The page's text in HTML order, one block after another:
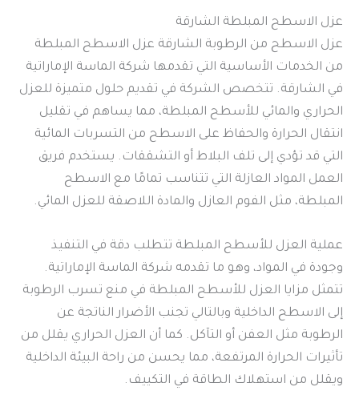
عزل الاسطح المبلطة الشارقة
عزل الاسطح من الرطوبة الشارقة عزل الاسطح المبلطة
من الخدمات الأساسية التي تقدمها شركة الماسة الإماراتية
في الشارقة. تتخصص الشركة في تقديم حلول متميزة للعزل
الحراري والمائي للأسطح المبلطة، مما يساهم في تقليل
انتقال الحرارة والحفاظ على الاسطح من التسربات المائية
التي قد تؤدي إلى تلف البلاط أو التشققات. يستخدم فريق
العمل المواد العازلة التي تتناسب تمامًا مع الاسطح
المبلطة، مثل الفوم العازل والمادة اللاصقة للعزل المائي.
عملية العزل للأسطح المبلطة تتطلب دقة في التنفيذ
وجودة في المواد، وهو ما تقدمه شركة الماسة الإماراتية.
تتمثل مزايا العزل للأسطح المبلطة في منع تسرب الرطوبة
إلى الاسطح الداخلية وبالتالي تجنب الأضرار الناتجة عن
الرطوبة مثل العفن أو التآكل. كما أن العزل الحراري يقلل من
تأثيرات الحرارة المرتفعة، مما يحسن من راحة البيئة الداخلية
ويقلل من استهلاك الطاقة في التكييف.